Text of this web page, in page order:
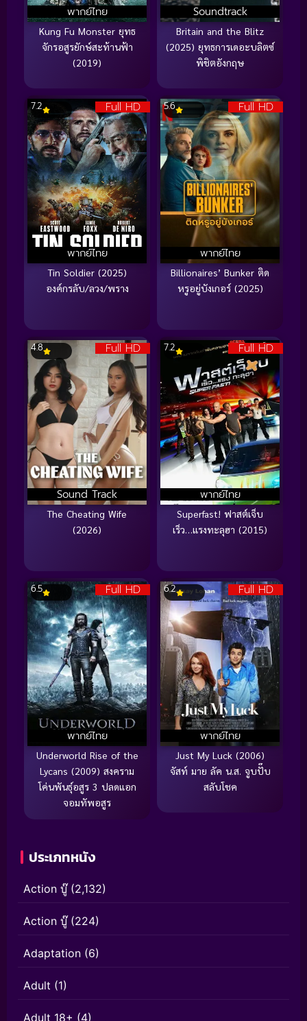
พากย์ไทย
Kung Fu Monster ยุทธ
จักรอสูรยักษ์สะท้านฟ้า
(2019)
Soundtrack
Britain and the Blitz
(2025) ยุทธการเดอะบลิตซ์
พิชิตอังกฤษ
Full HD
พากย์ไทย
7.2
Tin Soldier (2025)
องค์กรลับ/ลวง/พราง
Full HD
พากย์ไทย
5.6
Billionaires’ Bunker ติด
หรูอยู่บังเกอร์ (2025)
Full HD
Sound Track
4.8
The Cheating Wife
(2026)
Full HD
พากย์ไทย
7.2
Superfast! ฟาสต์เจ็บ
เร็ว…แรงทะลุฮา (2015)
Full HD
พากย์ไทย
6.5
Underworld Rise of the
Lycans (2009) สงคราม
โค่นพันธุ์อสูร 3 ปลดแอก
จอมทัพอสูร
Full HD
พากย์ไทย
6.2
Just My Luck (2006)
จัสท์ มาย ลัค น.ส. จูบปั๊บ
สลับโชค
ประเภทหนัง
Action บู๊(2,132)
Action บู๊(224)
Adaptation (6)
Adult (1)
Adult 18+ (4)